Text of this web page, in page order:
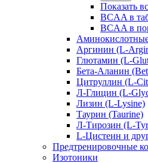
Показать
BCAA в
BCAA в
Аргинин (L-
Глютамин (L-
Бета-Аланин
Цитруллин (L-
Л-Глицин (L-
Лизин (L-Lysine)
Таурин (Taurine)
Л-Тирозин (L-
L-Цистеин и
Предтренировочные
Изотоники